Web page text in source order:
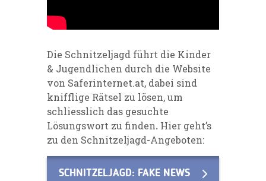
Die Schnitzeljagd führt die Kinder
& Jugendlichen durch die Website
von Saferinternet.at, dabei sind
knifflige Rätsel zu lösen, um
schliesslich das gesuchte
Lösungswort zu finden. Hier geht’s
zu den Schnitzeljagd-Angeboten:
SCHNITZELJAGD: FAKE NEWS